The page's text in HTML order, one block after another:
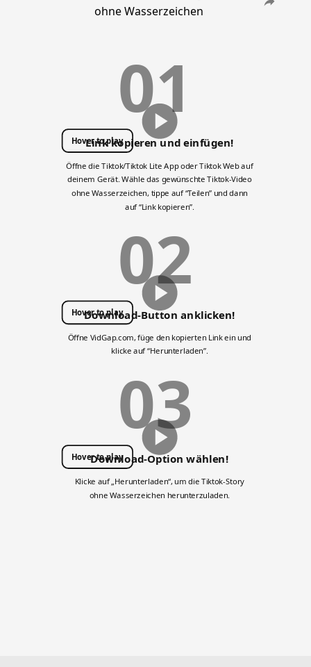
ohne Wasserzeichen
01
Hover to play
Link kopieren und einfügen!
Öffne die Tiktok/Tiktok Lite App oder Tiktok Web auf
deinem Gerät. Wähle das gewünschte Tiktok-Video
ohne Wasserzeichen, tippe auf “Teilen” und dann
auf “Link kopieren”.
02
Hover to play
Download-Button anklicken!
Öffne VidGap.com, füge den kopierten Link ein und
klicke auf “Herunterladen”.
03
Hover to play
Download-Option wählen!
Klicke auf „Herunterladen“, um die Tiktok-Story
ohne Wasserzeichen herunterzuladen.